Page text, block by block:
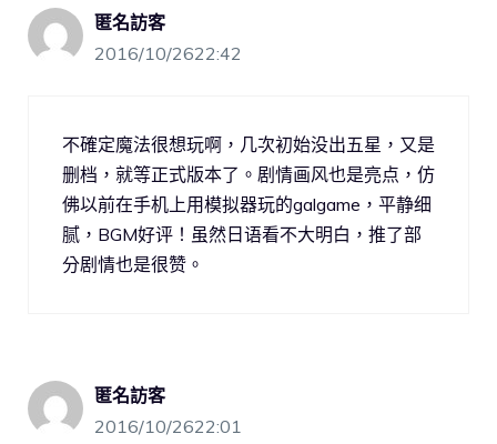
匿名訪客
2016/10/2622:42
不確定魔法很想玩啊，几次初始没出五星，又是
删档，就等正式版本了。剧情画风也是亮点，仿
佛以前在手机上用模拟器玩的galgame，平静细
腻，BGM好评！虽然日语看不大明白，推了部
分剧情也是很赞。
匿名訪客
2016/10/2622:01